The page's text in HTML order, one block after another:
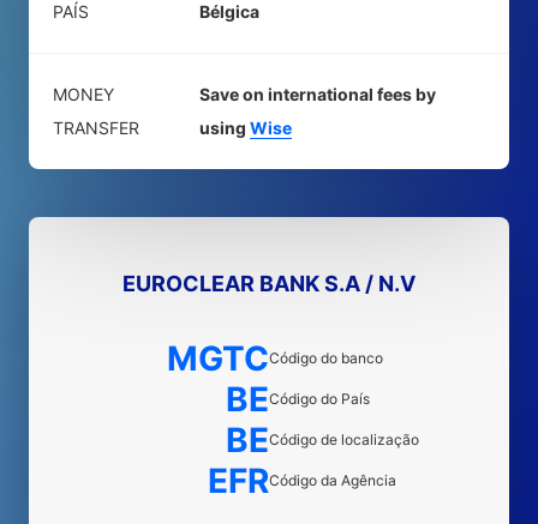
PAÍS Bélgica
MONEY
TRANSFER
Save on international fees by
using Wise
EUROCLEAR BANK S.A / N.V
MGTCCódigo do banco
BECódigo do País
BECódigo de localização
EFRCódigo da Agência